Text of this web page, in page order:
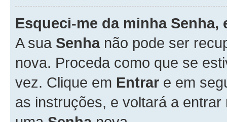
Esqueci-me da minha Senha,
A sua Senhanão pode ser
nova. Proceda como que se
vez. Clique em Entrar e em
as instruções, e voltará a